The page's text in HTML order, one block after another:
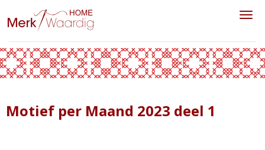
Motief per Maand 2023 deel 1